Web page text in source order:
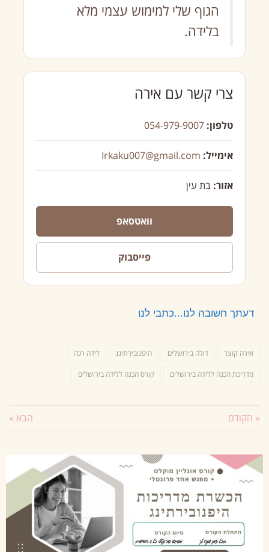
הגוף שלי למימוש עצמי מלא
בלידה.
צרי קשר עם אירה
טלפון: 054-979-9007
אימייל: Irkaku007@gmail.com
אזור: בת עין
וואטסאפ
פייסבוק
דעתך חשובה לנו...כתבי לנו
אירה קוצר דולה בירושלים היפנובירתינג לידה רכה
מדריכת הכנה ללידה בירושלים קורס הכנה ללידה בירושלים
« הקודם הבא »